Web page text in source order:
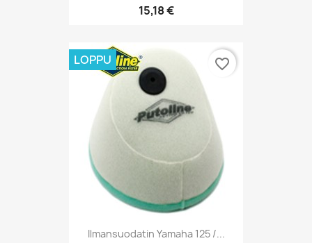
15,18 €
Ilmansuodatin Yamaha 125 /...
LOPPU favorite_border